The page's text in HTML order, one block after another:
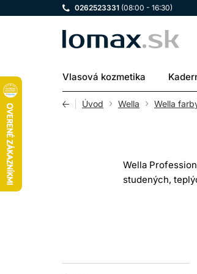
0262523331 (08:00 - 16:30)
LOMAX
Vlasová kozmetika
Úvod Wella Wella
Wella
studených,
špeciálnych